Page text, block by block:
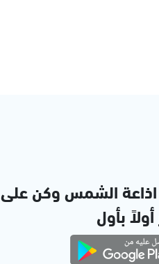
الشمس وكن على
بأول